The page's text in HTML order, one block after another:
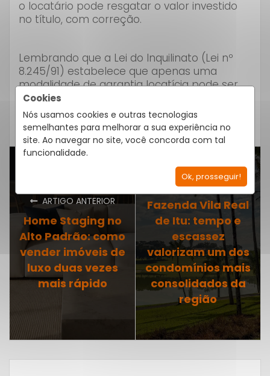
Cookies
Nós usamos cookies e outras tecnologias
semelhantes para melhorar a sua experiência no
site. Ao navegar no site, você concorda com tal
funcionalidade.
Ok, prosseguir!
o locatário pode resgatar o valor investido
no título, com correção.
Lembrando que a Lei do Inquilinato (Lei nº
8.245/91) estabelece que apenas uma
modalidade de garantia locatícia pode ser
exigida pelo locador no contrato de locação.
Em caso de cobrança de mais de uma
garantia, a prática é considerada ilegal.
ARTIGO ANTERIOR
Home Staging no
Alto Padrão: como
vender imóveis de
luxo duas vezes
mais rápido
PRÓXIMO ARTIGO
Fazenda Vila Real
de Itu: tempo e
escassez
valorizam um dos
condomínios mais
consolidados da
região